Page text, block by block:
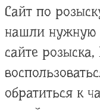
Сайт по
нашли
сайте
обратиться к